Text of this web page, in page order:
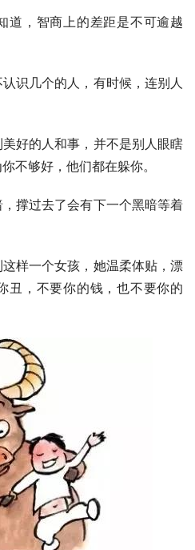
道，智商上的差距是不可逾越
识几个的人，有时候，连别人
好的人和事，并不是别人眼瞎
不够好，他们都在躲你。
撑过去了会有下一个黑暗等着
样一个女孩，她温柔体贴，漂
丑，不要你的钱，也不要你的